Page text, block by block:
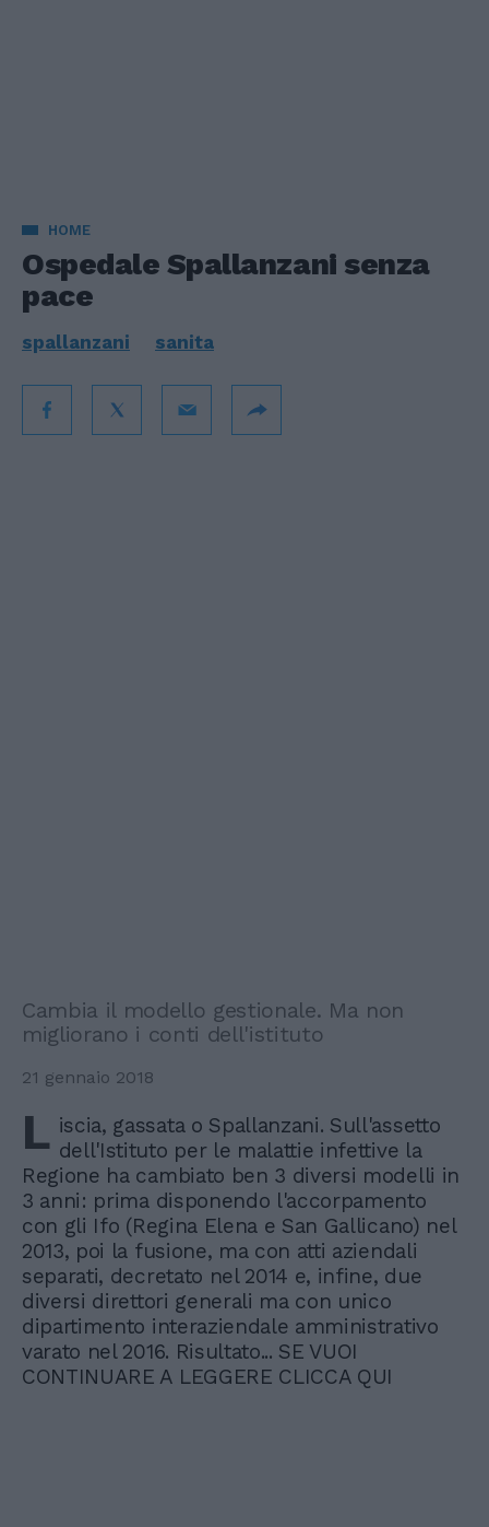
HOME
Ospedale Spallanzani senza
pace
spallanzani sanita
Cambia il modello gestionale. Ma non
migliorano i conti dell'istituto
21 gennaio 2018
L iscia, gassata o Spallanzani. Sull'assetto
dell'Istituto per le malattie infettive la
Regione ha cambiato ben 3 diversi modelli in
3 anni: prima disponendo l'accorpamento
con gli Ifo (Regina Elena e San Gallicano) nel
2013, poi la fusione, ma con atti aziendali
separati, decretato nel 2014 e, infine, due
diversi direttori generali ma con unico
dipartimento interaziendale amministrativo
varato nel 2016. Risultato... SE VUOI
CONTINUARE A LEGGERE CLICCA QUI